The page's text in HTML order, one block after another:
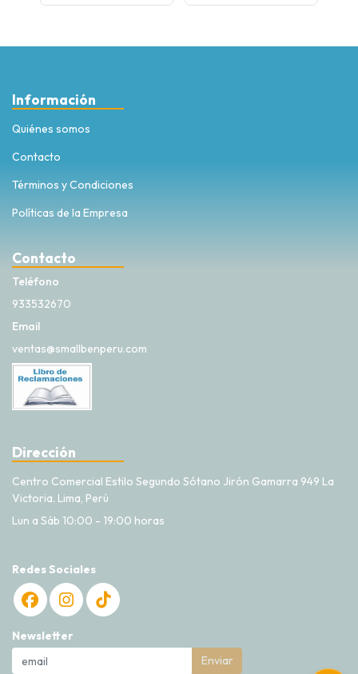
Información
Quiénes somos
Contacto
Términos y Condiciones
Políticas de la Empresa
Contacto
Teléfono
933532670
Email
ventas@smallbenperu.com
Dirección
Centro Comercial Estilo Segundo Sótano Jirón Gamarra 949 La
Victoria. Lima, Perú
Lun a Sáb 10:00 - 19:00 horas
Redes Sociales
Newsletter
Enviar